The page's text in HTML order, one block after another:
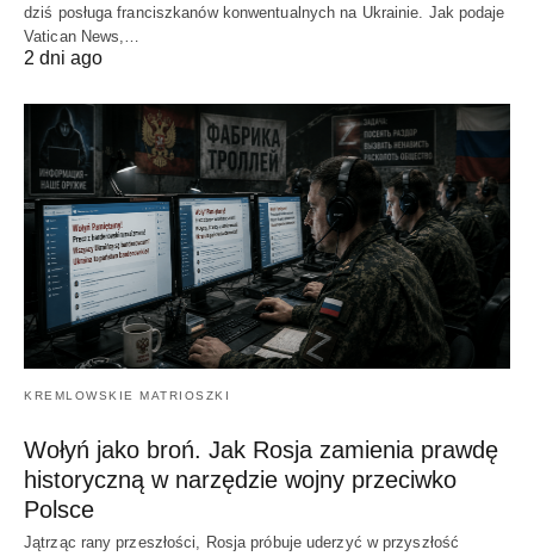
dziś posługa franciszkanów konwentualnych na Ukrainie. Jak podaje
Vatican News,…
2 dni ago
KREMLOWSKIE MATRIOSZKI
Wołyń jako broń. Jak Rosja zamienia prawdę
historyczną w narzędzie wojny przeciwko
Polsce
Jątrząc rany przeszłości, Rosja próbuje uderzyć w przyszłość